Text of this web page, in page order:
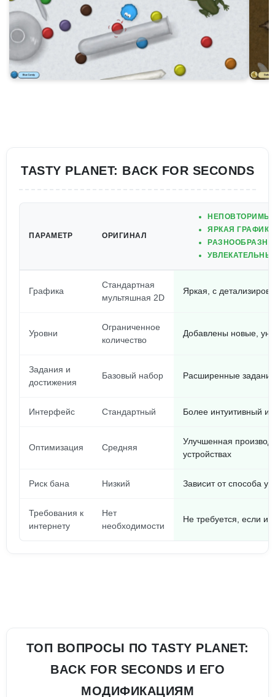
TASTY PLANET: BACK FOR SECONDS
ПАРАМЕТР ОРИГИНАЛ
ЯРКАЯ
Графика
Стандартная
мультяшная 2D
Яркая, с
Уровни
Ограниченное
количество
Добавлены новые,
Задания и
достижения
Базовый набор Расширенные
Интерфейс Стандартный Более интуитивный и
Оптимизация Средняя
Улучшенная
устройствах
Риск бана Низкий Зависит от способа
Требования к
интернету
Нет
необходимости
Не требуется, если
ТОП ВОПРОСЫ ПО TASTY PLANET:
BACK FOR SECONDS И ЕГО
МОДИФИКАЦИЯМ